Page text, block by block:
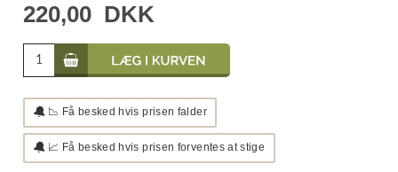
220,00 DKK
🔔 📉 Få besked hvis prisen falder
🔔 📈 Få besked hvis prisen forventes at stige